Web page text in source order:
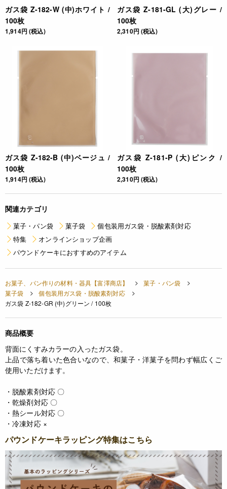
ガス袋 Z-182-W (中)ホワイト /
100枚
1,914円 (税込)
ガス袋 Z-181-GL (大)グレー /
100枚
2,310円 (税込)
ガス袋 Z-182-B (中)ベージュ /
100枚
1,914円 (税込)
ガス袋 Z-181-P (大)ピンク /
100枚
2,310円 (税込)
関連カテゴリ
菓子・パン袋 菓子袋
個包装用ガス袋・脱酸素剤対応
特集
オンラインショップ企画
パウンドケーキにおすすめのアイテム
お菓子、パン作りの材料・器具【富澤商店】
菓子・パン袋
菓子袋
個包装用ガス袋・脱酸素剤対応
ガス袋 Z-182-GR (中)グリーン / 100枚
商品概要
背面にくすみカラーの入ったガス袋。
上品で落ち着いた色合いなので、和菓子・洋菓子を問わず幅広くご
使用いただけます。
・脱酸素剤対応 〇
・乾燥剤対応 〇
・熱シール対応 〇
・冷凍対応 ×
パウンドケーキラッピング特集はこちら